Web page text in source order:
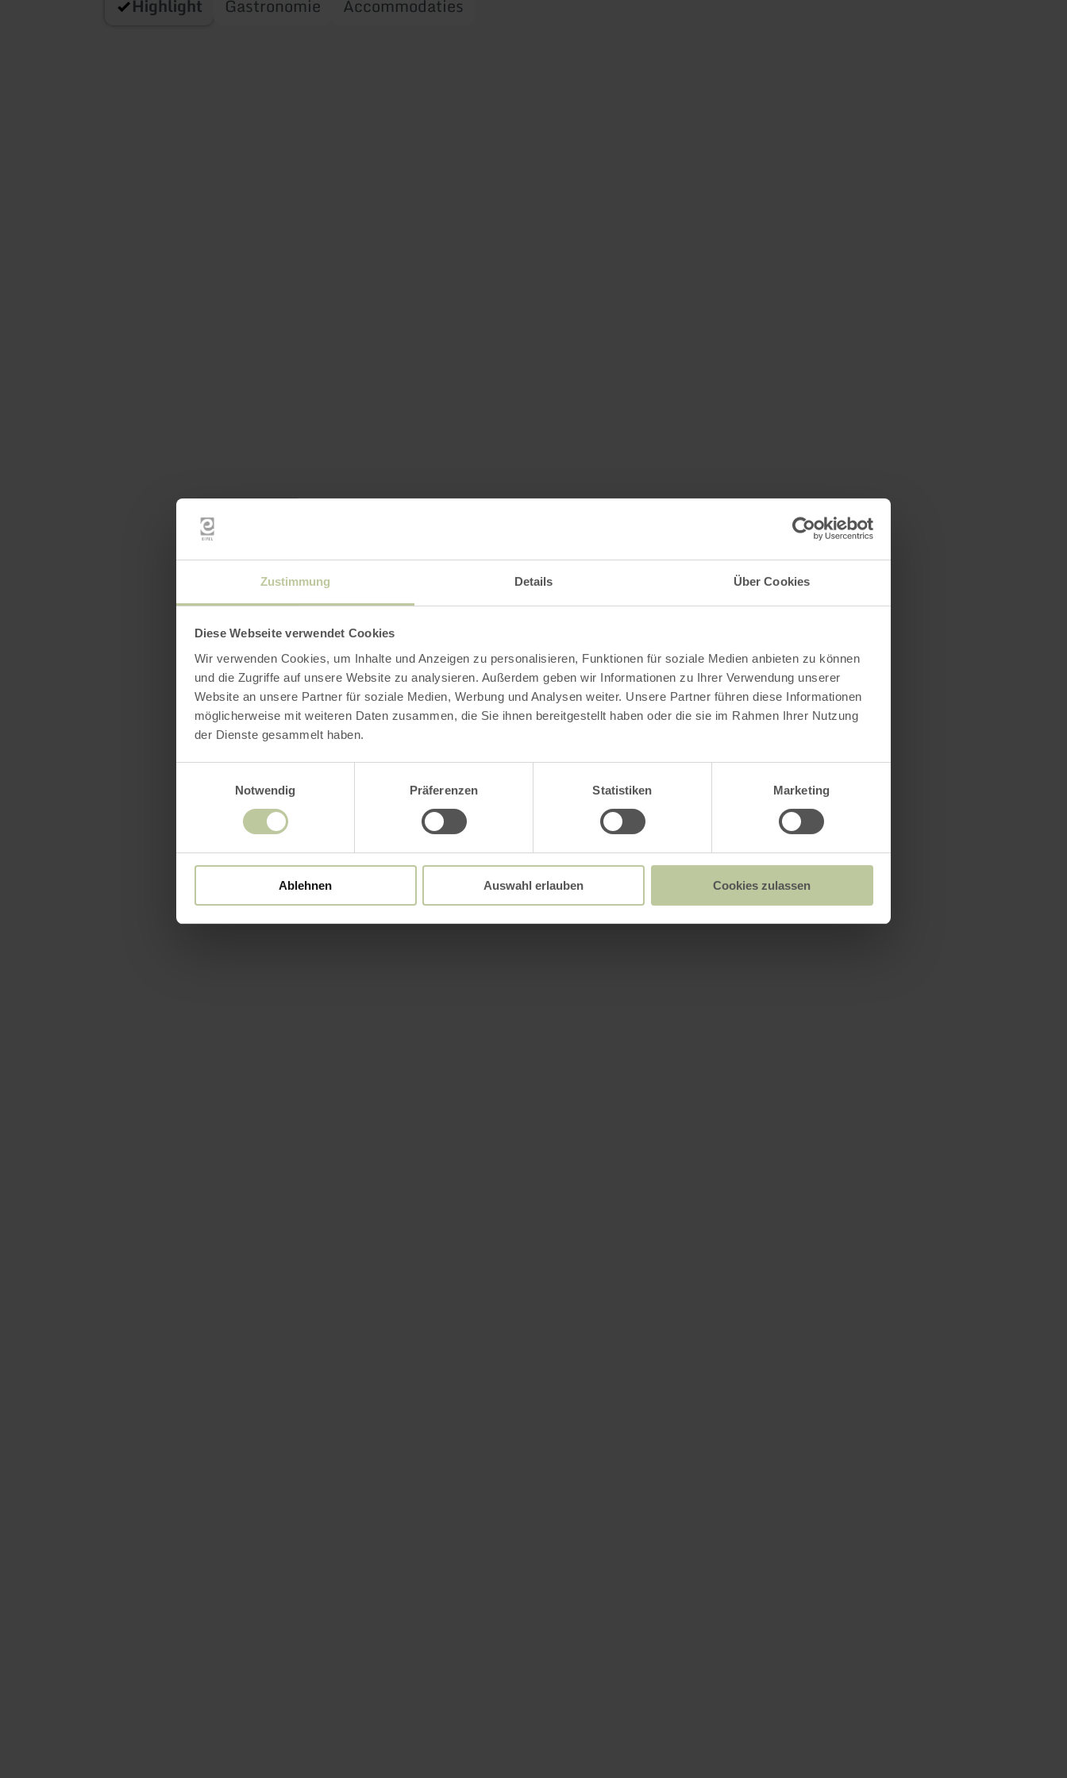
Zustimmung Details Über Cookies
Diese Webseite verwendet Cookies
Wir verwenden Cookies, um Inhalte und Anzeigen zu personalisieren, Funktionen für soziale Medien anbieten zu können
und die Zugriffe auf unsere Website zu analysieren. Außerdem geben wir Informationen zu Ihrer Verwendung unserer
Website an unsere Partner für soziale Medien, Werbung und Analysen weiter. Unsere Partner führen diese Informationen
möglicherweise mit weiteren Daten zusammen, die Sie ihnen bereitgestellt haben oder die sie im Rahmen Ihrer Nutzung
der Dienste gesammelt haben.
Notwendig
Präferenzen Statistiken Marketing
Ablehnen Auswahl erlauben Cookies zulassen
Highlight Gastronomie Accommodaties